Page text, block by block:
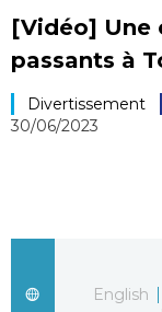
Économie
Société
Le japonais
[Vidéo] Une
passants à
Divertissement
30/06/2023
English